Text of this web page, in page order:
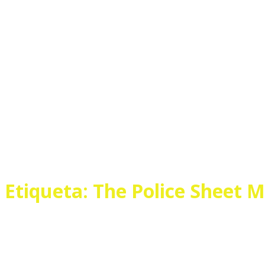
Etiqueta: The Police Sheet